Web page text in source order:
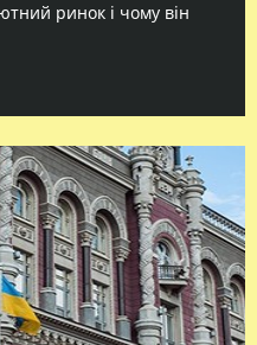
ринок і чому він